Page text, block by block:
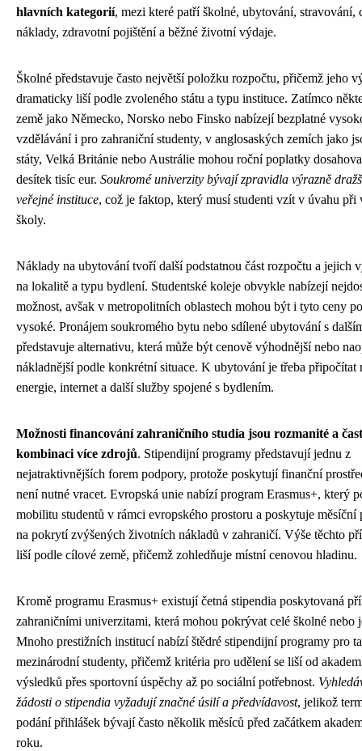
hlavních kategorií, mezi které patří školné, ubytování, stravování,
náklady, zdravotní pojištění a běžné životní výdaje.
Školné představuje často největší položku rozpočtu, přičemž jeho
dramaticky liší podle zvoleného státu a typu instituce. Zatímco
země jako Německo, Norsko nebo Finsko nabízejí bezplatné
vzdělávání i pro zahraniční studenty, v anglosaských zemích jako
státy, Velká Británie nebo Austrálie mohou roční poplatky
desítek tisíc eur. Soukromé univerzity bývají zpravidla výrazně
veřejné instituce, což je faktор, který musí studenti vzít v úvahu při
školy.
Náklady na ubytování tvoří další podstatnou část rozpočtu a jejich
na lokalitě a typu bydlení. Studentské koleje obvykle nabízejí
možnost, avšak v metropolitních oblastech mohou být i tyto ceny
vysoké. Pronájem soukromého bytu nebo sdílené ubytování s
představuje alternativu, která může být cenově výhodnější nebo
nákladnější podle konkrétní situace. K ubytování je třeba připočítat
energie, internet a další služby spojené s bydlením.
Možnosti financování zahraničního studia jsou rozmanité a
kombinaci více zdrojů. Stipendijní programy představují jednu z
nejatraktivnějších forem podpory, protože poskytují finanční
není nutné vracet. Evropská unie nabízí program Erasmus+, který
mobilitu studentů v rámci evropského prostoru a poskytuje měsíční
na pokrytí zvýšených životních nákladů v zahraničí. Výše těchto
liší podle cílové země, přičemž zohledňuje místní cenovou hladinu.
Kromě programu Erasmus+ existují četná stipendia poskytovaná
zahraničními univerzitami, která mohou pokrývat celé školné nebo
Mnoho prestižních institucí nabízí štědré stipendijní programy pro
mezinárodní studenty, přičemž kritéria pro udělení se liší od
výsledků přes sportovní úspěchy až po sociální potřebnost.
žádosti o stipendia vyžadují značné úsilí a předvídavost, jelikož
podání přihlášek bývají často několik měsíců před začátkem
roku.